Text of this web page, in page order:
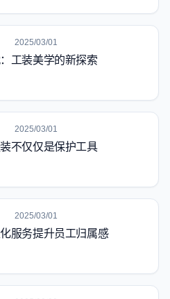
2025/03/01
工装美学的新探索
2025/03/01
不仅仅是保护工具
2025/03/01
服务提升员工归属感